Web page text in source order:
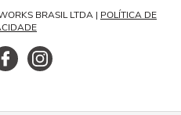
BRASIL LTDA | POLÍTICA DE